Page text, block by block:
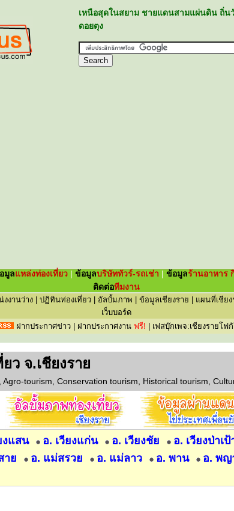
เหนือสุดในสยาม ชายแดนสามแผ่นดิน ถิ่
ดอยตุง
มูลแหล่งท่องเที่ยว | ข้อมูลบริษัททัวร์-รถเช่า | ข้อมูลร้านอาหาร
ติดต่อทีมงาน
งงานว่าง ปฏิทินท่องเที่ยว อัลบั้มภาพ ข้อมูลเชียงราย แผนที่เชียง
เว็บบอร์ด
ฝากประกาศข่าว| ฝากประกาศงาน ฟรี! เฟสบุ๊กเพจ:เชียงรายโฟ
ว จ.เชียงราย
Agro-tourism, Conservation tourism, Historical tourism,
งแสน อ. เวียงแก่น อ. เวียงชัย อ. เวียงป่าเป้
าย อ. แม่สรวย อ. แม่ลาว อ. พาน อ. พญ